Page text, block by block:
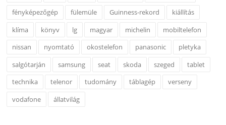
fényképezőgép
fülemüle Guinness-rekord
kiállítás
klíma
könyv lg magyar michelin
mobiltelefon
nissan
nyomtató okostelefon panasonic
pletyka
salgótarján
samsung seat skoda szeged
tablet
technika
telenor tudomány táblagép
verseny
vodafone
állatvilág